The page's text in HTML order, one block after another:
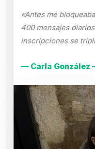
«Antes me
400 mensajes
inscripciones se
— Carla González